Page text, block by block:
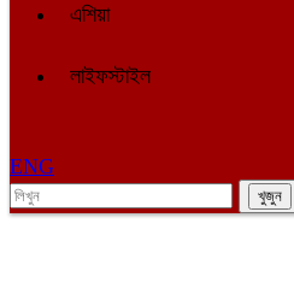
এশিয়া
লাইফস্টাইল
ENG